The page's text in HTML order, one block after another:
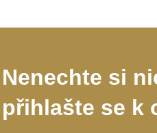
Nenechte si
přihlašte se k